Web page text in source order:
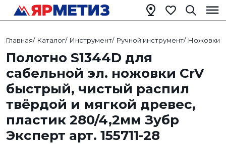
Главная/ Каталог/ Инструмент/ Ручной инструмент/ Ножовки
Полотно S1344D для
сабельной эл. ножовки CrV
быстрый, чистый распил
твёрдой и мягкой древес,
пластик 280/4,2мм Зубр
Эксперт арт. 155711-28